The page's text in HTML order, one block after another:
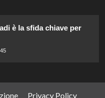
è la sfida chiave per
Privacy Policy